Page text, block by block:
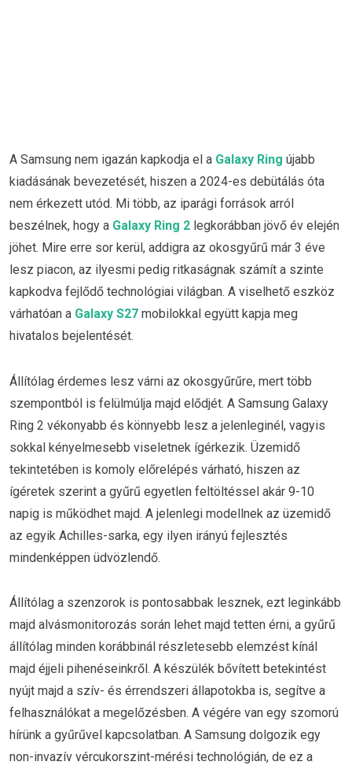
A Samsung nem igazán kapkodja el a Galaxy Ring újabb
kiadásának bevezetését, hiszen a 2024-es debütálás óta
nem érkezett utód. Mi több, az iparági források arról
beszélnek, hogy a Galaxy Ring 2 legkorábban jövő év elején
jöhet. Mire erre sor kerül, addigra az okosgyűrű már 3 éve
lesz piacon, az ilyesmi pedig ritkaságnak számít a szinte
kapkodva fejlődő technológiai világban. A viselhető eszköz
várhatóan a Galaxy S27 mobilokkal együtt kapja meg
hivatalos bejelentését.
Állítólag érdemes lesz várni az okosgyűrűre, mert több
szempontból is felülmúlja majd elődjét. A Samsung Galaxy
Ring 2 vékonyabb és könnyebb lesz a jelenleginél, vagyis
sokkal kényelmesebb viseletnek ígérkezik. Üzemidő
tekintetében is komoly előrelépés várható, hiszen az
ígéretek szerint a gyűrű egyetlen feltöltéssel akár 9-10
napig is működhet majd. A jelenlegi modellnek az üzemidő
az egyik Achilles-sarka, egy ilyen irányú fejlesztés
mindenképpen üdvözlendő.
Állítólag a szenzorok is pontosabbak lesznek, ezt leginkább
majd alvásmonitorozás során lehet majd tetten érni, a gyűrű
állítólag minden korábbinál részletesebb elemzést kínál
majd éjjeli pihenéseinkről. A készülék bővített betekintést
nyújt majd a szív- és érrendszeri állapotokba is, segítve a
felhasználókat a megelőzésben. A végére van egy szomorú
hírünk a gyűrűvel kapcsolatban. A Samsung dolgozik egy
non-invazív vércukorszint-mérési technológián, de ez a